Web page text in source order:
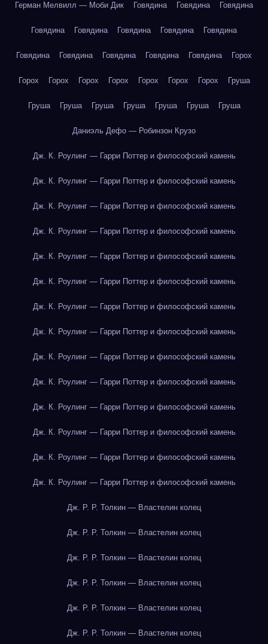
Герман Мелвилл — Моби Дик Говядина Говядина Говядина
Говядина Говядина Говядина Говядина Говядина
Говядина Говядина Говядина Говядина Говядина Горох
Горох Горох Горох Горох Горох Горох Горох Груша
Груша Груша Груша Груша Груша Груша Груша
Даниэль Дефо — Робинзон Крузо
Дж. К. Роулинг — Гарри Поттер и философский камень
Дж. К. Роулинг — Гарри Поттер и философский камень
Дж. К. Роулинг — Гарри Поттер и философский камень
Дж. К. Роулинг — Гарри Поттер и философский камень
Дж. К. Роулинг — Гарри Поттер и философский камень
Дж. К. Роулинг — Гарри Поттер и философский камень
Дж. К. Роулинг — Гарри Поттер и философский камень
Дж. К. Роулинг — Гарри Поттер и философский камень
Дж. К. Роулинг — Гарри Поттер и философский камень
Дж. К. Роулинг — Гарри Поттер и философский камень
Дж. К. Роулинг — Гарри Поттер и философский камень
Дж. К. Роулинг — Гарри Поттер и философский камень
Дж. К. Роулинг — Гарри Поттер и философский камень
Дж. К. Роулинг — Гарри Поттер и философский камень
Дж. Р. Р. Толкин — Властелин колец
Дж. Р. Р. Толкин — Властелин колец
Дж. Р. Р. Толкин — Властелин колец
Дж. Р. Р. Толкин — Властелин колец
Дж. Р. Р. Толкин — Властелин колец
Дж. Р. Р. Толкин — Властелин колец